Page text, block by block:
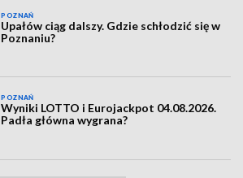
POZNAŃ
Upałów ciąg dalszy. Gdzie schłodzić się w
Poznaniu?
POZNAŃ
Wyniki LOTTO i Eurojackpot 04.08.2026.
Padła główna wygrana?